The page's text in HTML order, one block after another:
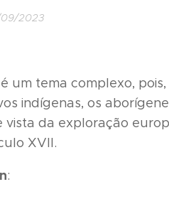
09/2023
tema complexo,
indígenas, os
da exploração
XVII.
: